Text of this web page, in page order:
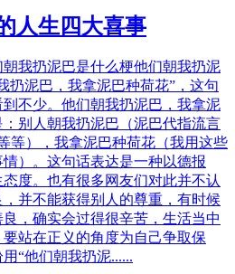
人生四大喜事
朝我扔泥巴是什么梗他们朝我扔泥
扔泥巴，我拿泥巴种荷花”，这句
不少。他们朝我扔泥巴，我拿泥
别人朝我扔泥巴（泥巴代指流言
等），我拿泥巴种荷花（我用这些
）。这句话表达是一种以德报
度。也有很多网友们对此并不认
并不能获得别人的尊重，有时候
，确实会过得很辛苦，生活当中
站在正义的角度为自己争取保
“他们朝我扔泥......